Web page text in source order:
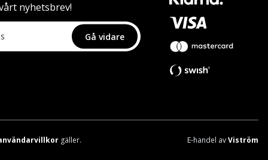
nyhetsbrev!
Gå vidare
gäller. E-handel avViström